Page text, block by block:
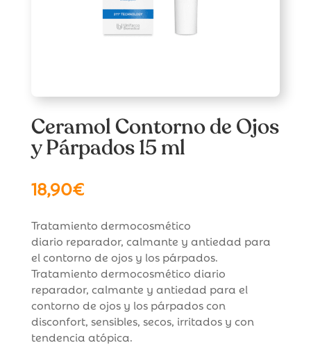
Ceramol Contorno de Ojos
y Párpados 15 ml
18,90€
Tratamiento dermocosmético
diario reparador, calmante y antiedad para
el contorno de ojos y los párpados.
​Tratamiento dermocosmético diario
reparador, calmante y antiedad para el
contorno de ojos y los párpados con
disconfort, sensibles, secos, irritados y con
tendencia atópica.